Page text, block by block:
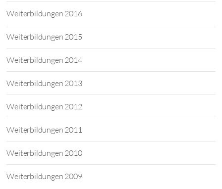
Weiterbildungen 2016
Weiterbildungen 2015
Weiterbildungen 2014
Weiterbildungen 2013
Weiterbildungen 2012
Weiterbildungen 2011
Weiterbildungen 2010
Weiterbildungen 2009